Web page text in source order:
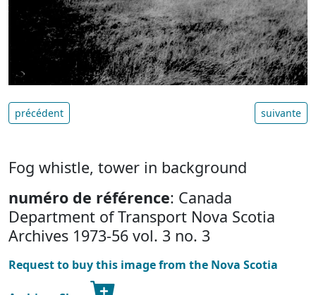
précédent suivante
Fog whistle, tower in background
numéro de référence: Canada
Department of Transport Nova Scotia
Archives 1973-56 vol. 3 no. 3
Request to buy this image from the Nova Scotia